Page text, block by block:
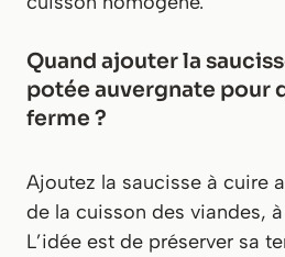
Quand ajouter la
potée auvergnate pour
ferme ?
Ajoutez la saucisse à cuire
de la cuisson des viandes,
L’idée est de préserver sa